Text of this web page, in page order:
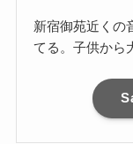
新宿御苑近くの
てる。子供から